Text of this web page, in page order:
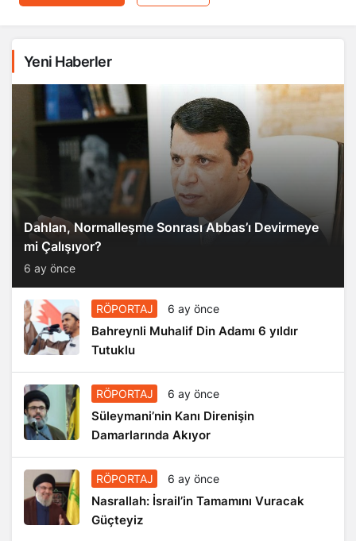
Yeni Haberler
Dahlan, Normalleşme Sonrası Abbas’ı Devirmeye
mi Çalışıyor?
6 ay önce
RÖPORTAJ 6 ay önce
Bahreynli Muhalif Din Adamı 6 yıldır
Tutuklu
RÖPORTAJ 6 ay önce
Süleymani’nin Kanı Direnişin
Damarlarında Akıyor
RÖPORTAJ 6 ay önce
Nasrallah: İsrail’in Tamamını Vuracak
Güçteyiz